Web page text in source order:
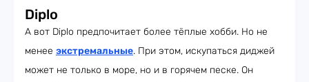
Diplo
А вот Diplo предпочитает более тёплые хобби. Но не
менее экстремальные. При этом, искупаться диджей
может не только в море, но и в горячем песке. Он